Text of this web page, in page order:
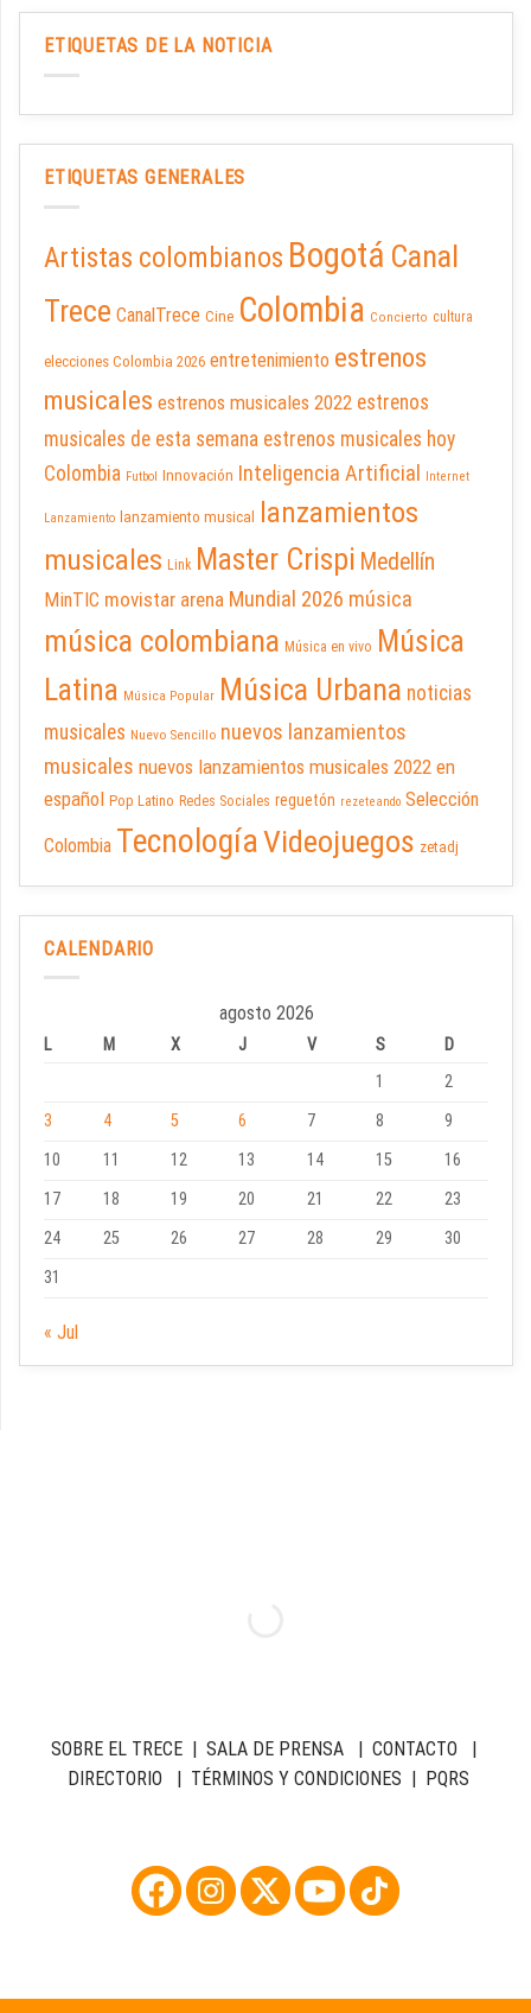
ETIQUETAS DE LA NOTICIA
ETIQUETAS GENERALES
Artistas colombianos Bogotá Canal
Trece CanalTrece Cine Colombia Concierto cultura
elecciones Colombia 2026 entretenimiento estrenos
musicales estrenos musicales 2022 estrenos
musicales de esta semana estrenos musicales hoy
Colombia Futbol Innovación Inteligencia Artificial Internet
Lanzamiento lanzamiento musical lanzamientos
musicales Link Master Crispi Medellín
MinTIC movistar arena Mundial 2026 música
música colombiana Música en vivo Música
Latina Música Popular Música Urbana noticias
musicales Nuevo Sencillo nuevos lanzamientos
musicales nuevos lanzamientos musicales 2022 en
español Pop Latino Redes Sociales reguetón rezeteando Selección
Colombia TecnologíaVideojuegos zetadj
CALENDARIO
agosto 2026
L M X J V S
D
1
2
3
4 5 6 7 8
9
10
11 12 13 14 15
16
17
18 19 20 21 22
23
24
25 26 27 28 29
30
31
« Jul
SOBRE EL TRECE| SALA DE PRENSA| CONTACTO |
DIRECTORIO | TÉRMINOS Y CONDICIONES | PQRS